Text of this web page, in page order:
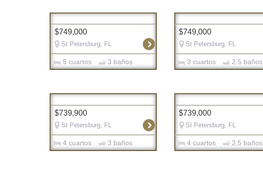
$749,000
St Petersburg, FL
5 cuartos 3 baños
$749,000
St Petersburg, FL
3 cuartos 2.5 baños
$739,900
St Petersburg, FL
4 cuartos 3 baños
$739,000
St Petersburg, FL
4 cuartos 2.5 baños